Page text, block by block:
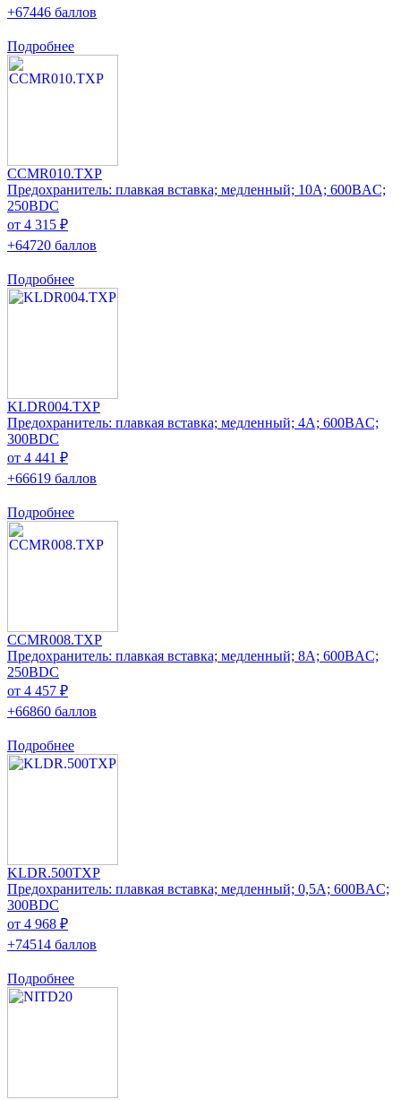
+67446 баллов
Подробнее
CCMR010.TXP
Предохранитель: плавкая вставка; медленный; 10А; 600ВAC;
250ВDC
от 4 315 ₽
+64720 баллов
Подробнее
KLDR004.TXP
Предохранитель: плавкая вставка; медленный; 4А; 600ВAC;
300ВDC
от 4 441 ₽
+66619 баллов
Подробнее
CCMR008.TXP
Предохранитель: плавкая вставка; медленный; 8А; 600ВAC;
250ВDC
от 4 457 ₽
+66860 баллов
Подробнее
KLDR.500TXP
Предохранитель: плавкая вставка; медленный; 0,5А; 600ВAC;
300ВDC
от 4 968 ₽
+74514 баллов
Подробнее